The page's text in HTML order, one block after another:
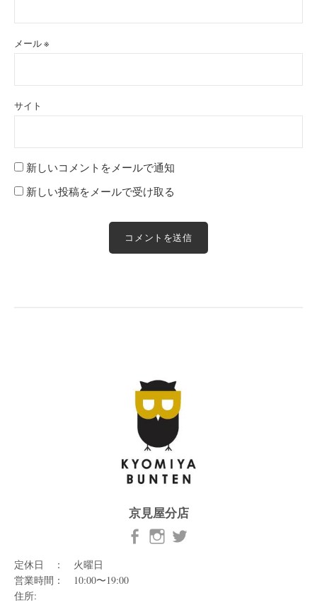
メール※
サイト
新しいコメントをメールで通知
新しい投稿をメールで受け取る
京見屋分店
定休日 ： 火曜日
営業時間： 10:00〜19:00
住所: